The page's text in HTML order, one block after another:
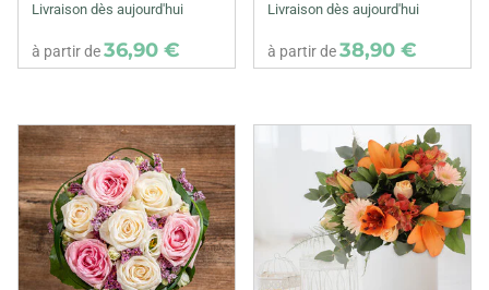
Livraison dès aujourd'hui
à partir de36,90 €
Livraison dès aujourd'hui
à partir de38,90 €